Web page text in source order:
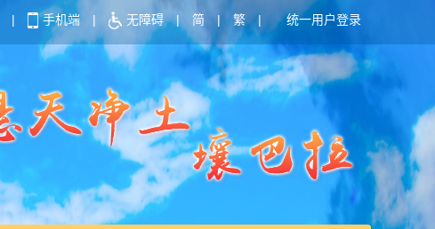
| 手机端 | 无障碍 | 简 | 繁 | 统一用户登录